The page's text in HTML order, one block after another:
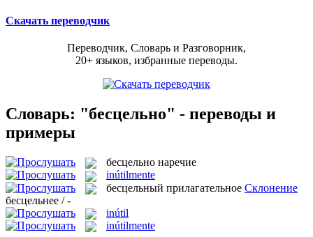
Скачать переводчик
Переводчик, Словарь и Разговорник,
20+ языков, избранные переводы.
Словарь: "бесцельно" - переводы и
примеры
бесцельно наречие
inútilmente
бесцельный прилагательное Склонение
бесцельнее / -
inútil
inútilmente